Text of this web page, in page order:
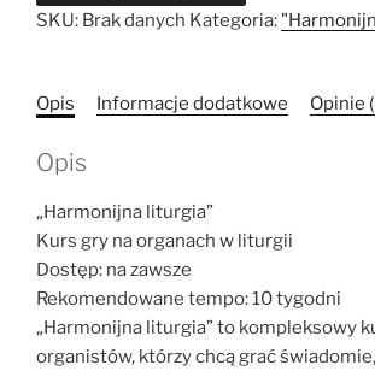
SKU: Brak danych Kategoria:
Opis Informacje dodatkowe Opinie
Opis
„Harmonijna liturgia”
Kurs gry na organach w liturgii
Dostęp: na zawsze
Rekomendowane tempo: 10 tygodni
„Harmonijna liturgia” to kompleksowy
organistów, którzy chcą grać